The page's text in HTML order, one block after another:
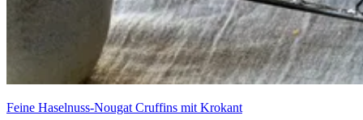
Feine Haselnuss-Nougat Cruffins mit Krokant